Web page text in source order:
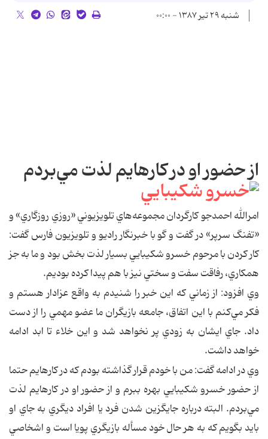
شنبه ۲۹ تیر ۱۳۸۷ - ۰۰:۰۰
از حضور او در كارهايم لذت مي‌بردم
امرالله احمدجو كارگردان مجموعه‌هاي تلويزيوني «روزي روزگاري» و
«تفنگ سرپر» در گفت و گو با خبرنگار راديو و تلويزيون فارس گفت:‌
كار كردن با مرحوم خسرو شكيبايي بسيار لذت بخش بود و ما به جز
همكاري، رفاقت سفت و سختي نيز با هم پيدا كرده بوديم.
وي افزود:‌ از زماني كه اين خبر را شنيدم به واقع عزادار هستم و
فكر مي‌كنم با اين اتفاق، جامعه بازيگران ما عضو مهمي را از دست
داد. جاي ايشان به زودي پر نخواهد شد و اين خلاء تا ابد ادامه
خواهد داشت.
وي در ادامه گفت: من با خودم قرار گذاشته بودم كه در كارهايم حتما
از حضور خسرو شكيبايي بهره ببرم و از حضور او در كارهايم لذت
مي‌بردم. البته درباره جايگزين شدن فرد يا افراد ديگري به جاي او
بايد بگويم كه به هر حال خود مسأله بازيگري پويا است و اشخاصي